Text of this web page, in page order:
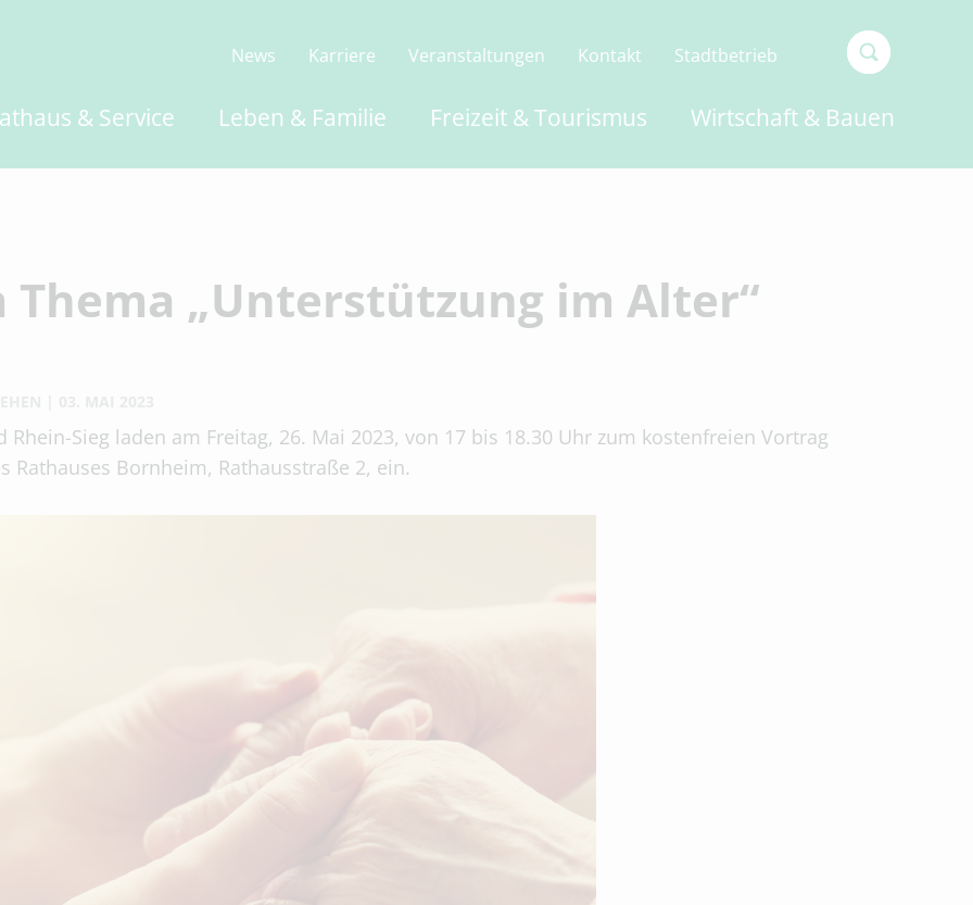
& Service Leben & Familie Freizeit & Tourismus Wirtschaft & Bauen
News Karriere Veranstaltungen Kontakt
Stadtbetrieb
more
for
Thema „Unterstützung im Alter“
Sieg laden am Freitag, 26. Mai 2023, von 17 bis 18.30 Uhr zum kostenfreien Vortrag
Rathauses Bornheim, Rathausstraße 2, ein.